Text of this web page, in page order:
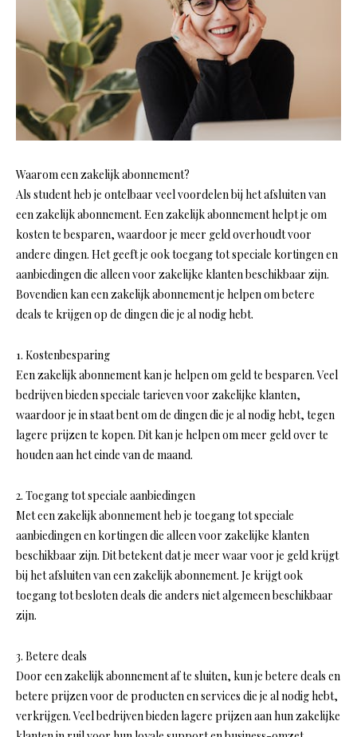
Waarom een zakelijk abonnement?
Als student heb je ontelbaar veel voordelen bij het afsluiten van
een zakelijk abonnement. Een zakelijk abonnement helpt je om
kosten te besparen, waardoor je meer geld overhoudt voor
andere dingen. Het geeft je ook toegang tot speciale kortingen en
aanbiedingen die alleen voor zakelijke klanten beschikbaar zijn.
Bovendien kan een zakelijk abonnement je helpen om betere
deals te krijgen op de dingen die je al nodig hebt.
1. Kostenbesparing
Een zakelijk abonnement kan je helpen om geld te besparen. Veel
bedrijven bieden speciale tarieven voor zakelijke klanten,
waardoor je in staat bent om de dingen die je al nodig hebt, tegen
lagere prijzen te kopen. Dit kan je helpen om meer geld over te
houden aan het einde van de maand.
2. Toegang tot speciale aanbiedingen
Met een zakelijk abonnement heb je toegang tot speciale
aanbiedingen en kortingen die alleen voor zakelijke klanten
beschikbaar zijn. Dit betekent dat je meer waar voor je geld krijgt
bij het afsluiten van een zakelijk abonnement. Je krijgt ook
toegang tot besloten deals die anders niet algemeen beschikbaar
zijn.
3. Betere deals
Door een zakelijk abonnement af te sluiten, kun je betere deals en
betere prijzen voor de producten en services die je al nodig hebt,
verkrijgen. Veel bedrijven bieden lagere prijzen aan hun zakelijke